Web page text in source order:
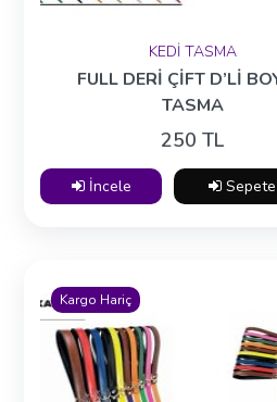
KEDİ TASMA
FULL DERİ ÇİFT D’Lİ
TASMA
250 TL
İncele
Kargo Hariç